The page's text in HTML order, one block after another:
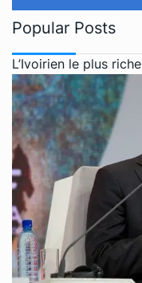
Popular Posts
L’Ivoirien le plus riche